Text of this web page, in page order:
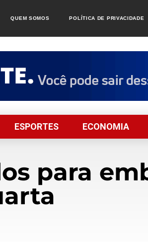
QUEM SOMOS POLÍTICA DE PRIVACIDADE
ESPORTES ECONOMIA
para